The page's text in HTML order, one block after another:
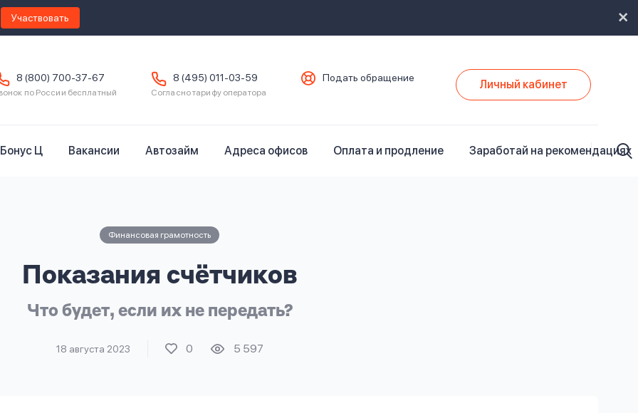
Участвовать
8 (800) 700-37-67
по России бесплатный
8 (495) 011-03-59
Согласно тарифу оператора
Подать обращение Личный кабинет
Бонус Ц Вакансии Автозайм Адреса офисов Оплата и продление Заработай на рекомендациях
Финансовая грамотность
Показания счётчиков
Что будет, если их не передать?
18 августа 2023 0 5 597